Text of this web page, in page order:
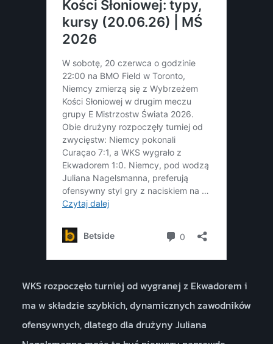
WKS rozpoczęło turniej od wygranej z Ekwadorem i
ma w składzie szybkich, dynamicznych zawodników
ofensywnych, dlatego dla drużyny Juliana